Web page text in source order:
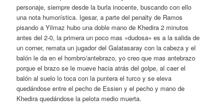
personaje, siempre desde la burla inocente, buscando con ello
una nota humorística. Igesar, a parte del penalty de Ramos
pisando a Yilmaz hubo una doble mano de Khedira 2 minutos
antes del 2-0, la primera un poco mas «dudosa» es a la salida de
un corner, remata un jugador del Galatasaray con la cabeza y el
balón le da en el hombro/antebrazo, yo creo que mas antebrazo
porque el brazo se le mueve hacia atrás del golpe, al caer el
balón al suelo lo toca con la puntera el turco y se eleva
quedándose entre el pecho de Essien y el pecho y mano de
Khedira quedándose la pelota medio muerta.